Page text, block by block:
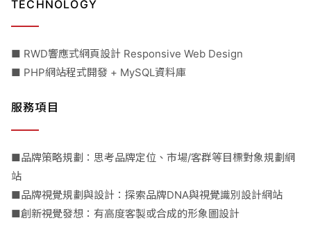
TECHNOLOGY
■ RWD響應式網頁設計 Responsive Web Design
■ PHP網站程式開發 + MySQL資料庫
服務項目
■品牌策略規劃：思考品牌定位、市場/客群等目標對象規劃網
站
■品牌視覺規劃與設計：探索品牌DNA與視覺識別設計網站
■創新視覺發想：有高度客製或合成的形象圖設計